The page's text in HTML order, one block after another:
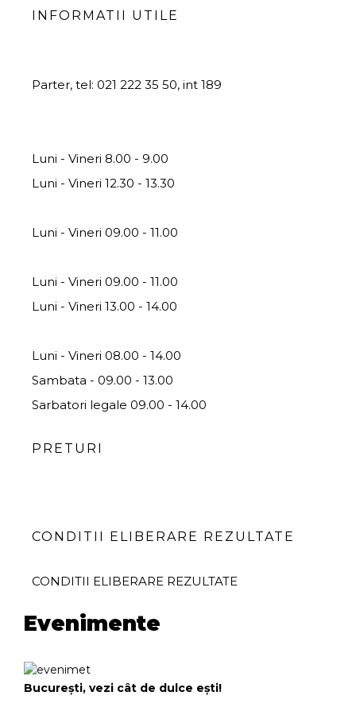
INFORMATII UTILE
Parter, tel: 021 222 35 50, int 189
Luni - Vineri 8.00 - 9.00
Luni - Vineri 12.30 - 13.30
Luni - Vineri 09.00 - 11.00
Luni - Vineri 09.00 - 11.00
Luni - Vineri 13.00 - 14.00
Luni - Vineri 08.00 - 14.00
Sambata - 09.00 - 13.00
Sarbatori legale 09.00 - 14.00
PRETURI
CONDITII ELIBERARE REZULTATE
CONDITII ELIBERARE REZULTATE
Evenimente
București, vezi cât de dulce ești!